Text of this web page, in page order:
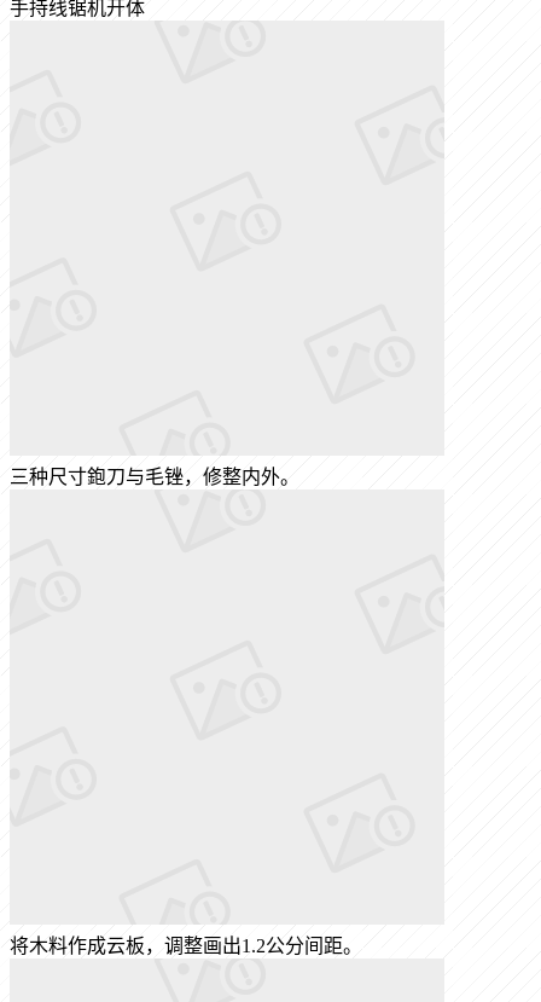
手持线锯机开体
三种尺寸鉋刀与毛锉，修整内外。
将木料作成云板，调整画出1.2公分间距。